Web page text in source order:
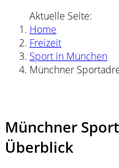
Aktuelle Seite:
Home
Freizeit
Sport in München
Münchner
Münchner
Überblick